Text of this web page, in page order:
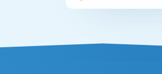
erlebnispädagogisc…